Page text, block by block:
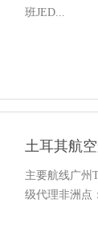
班JED...
土耳其航
主要航线广州
级代理非洲点